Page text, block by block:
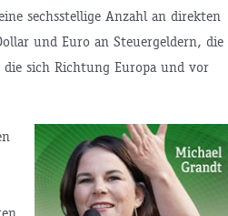
sechsstellige Anzahl an direkten
und Euro an Steuergeldern, die
sich Richtung Europa und vor